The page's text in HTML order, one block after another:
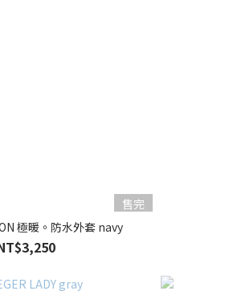
售完
極暖。防水外套 navy